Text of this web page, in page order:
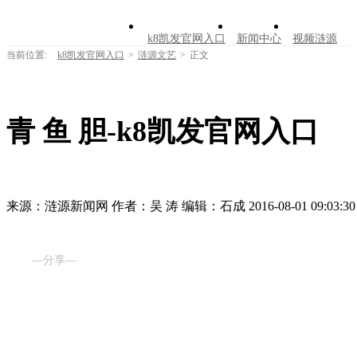
k8凯发官网入口 新闻中心 视频涟源
走进涟源
当前位置: k8凯发官网入口 > 涟源文艺 > 正文
青 鱼 胆-k8凯发官网入口
来源：涟源新闻网 作者：吴 涛 编辑：石成 2016-08-01 09:03:30
—分享—